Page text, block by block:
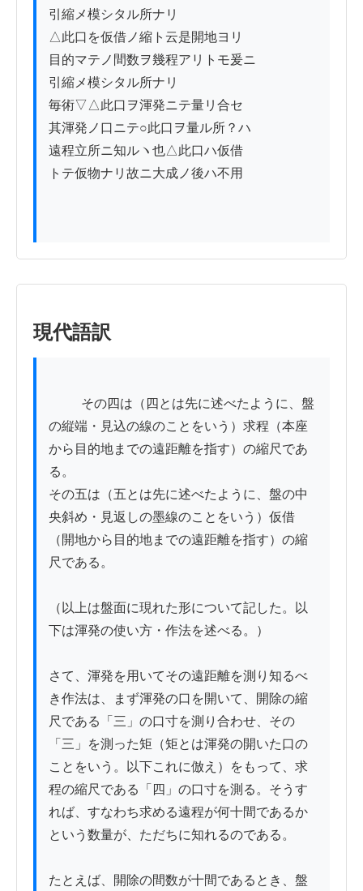
引縮メ模シタル所ナリ
△此口を仮借ノ縮ト云是開地ヨリ
目的マテノ間数ヲ幾程アリトモ爰ニ
引縮メ模シタル所ナリ
毎術▽△此口ヲ渾発ニテ量リ合セ
其渾発ノ口ニテ○此口ヲ量ル所？ハ
遠程立所ニ知ルヽ也△此口ハ仮借
トテ仮物ナリ故ニ大成ノ後ハ不用
現代語訳
の縦端・見込の線のことをいう）求程（本座
から目的地までの遠距離を指す）の縮尺であ
る。
その五は（五とは先に述べたように、盤の中
央斜め・見返しの墨線のことをいう）仮借
（開地から目的地までの遠距離を指す）の縮
尺である。
（以上は盤面に現れた形について記した。以
下は渾発の使い方・作法を述べる。）
さて、渾発を用いてその遠距離を測り知るべ
き作法は、まず渾発の口を開いて、開除の縮
尺である「三」の口寸を測り合わせ、その
「三」を測った矩（矩とは渾発の開いた口の
ことをいう。以下これに倣え）をもって、求
程の縮尺である「四」の口寸を測る。そうす
れば、すなわち求める遠程が何十間であるか
という数量が、ただちに知れるのである。
たとえば、開除の間数が十間であるとき、盤